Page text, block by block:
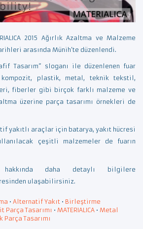
2015 Ağırlık Azaltma ve Malzeme
arasında Münih’te düzenlendi.
Tasarım” sloganı ile düzenlenen fuar
kompozit, plastik, metal, teknik tekstil,
fiberler gibi birçok farklı malzeme ve
üzerine parça tasarımı örnekleri de
yakıtlı araçlar için batarya, yakıt hücresi
çeşitli malzemeler de fuarın
hakkında daha detaylı bilgilere
ulaşabilirsiniz.
• Alternatif Yakıt • Birleştirme
Parça Tasarımı • MATERIALICA • Metal
Parça Tasarımı